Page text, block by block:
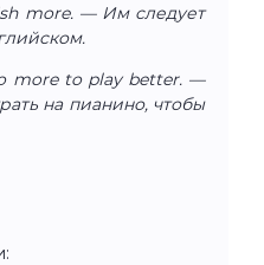
more. — Им следует
more to play better. —
на пианино, чтобы